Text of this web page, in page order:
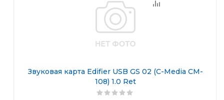
Звуковая карта Edifier USB GS 02 (C-Media CM-
108) 1.0 Ret